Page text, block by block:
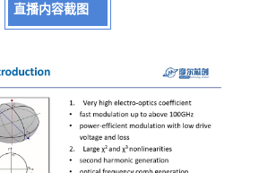
直播内容截图